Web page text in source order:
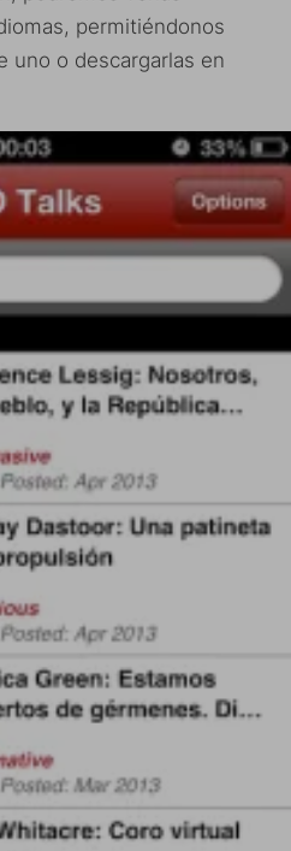
permitiéndonos
uno o descargarlas en